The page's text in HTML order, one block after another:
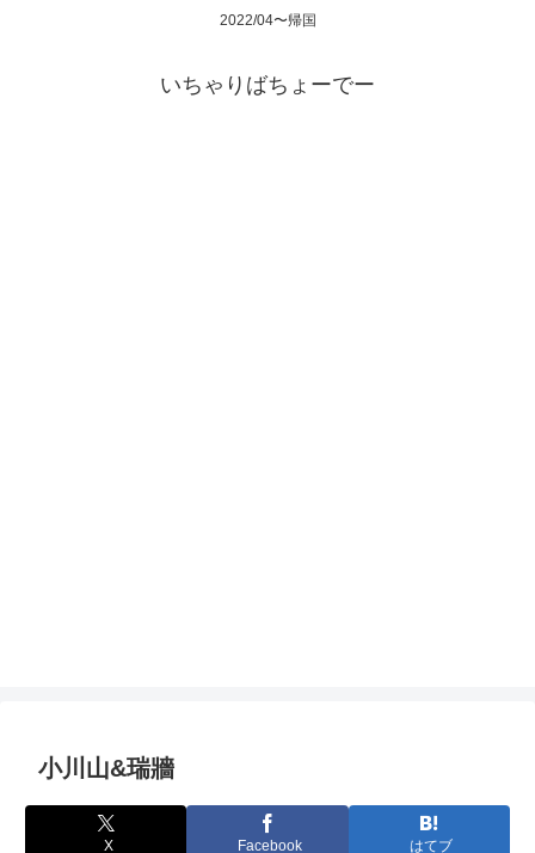
2022/04〜帰国
いちゃりばちょーでー
小川山&瑞牆
X Facebook はてブ